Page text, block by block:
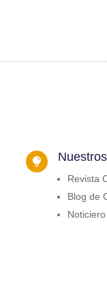

Revista
Blog de